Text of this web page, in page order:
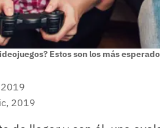
Estos son los más
2019